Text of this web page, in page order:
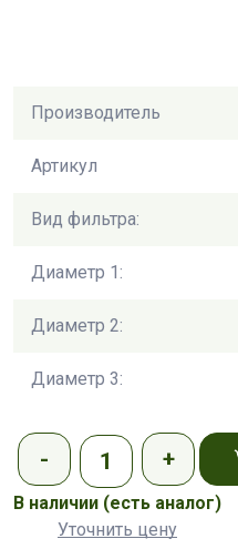
Производитель
Артикул
Вид фильтра:
Диаметр 1:
Диаметр 2:
Диаметр 3:
В наличии (есть аналог)
Уточнить цену